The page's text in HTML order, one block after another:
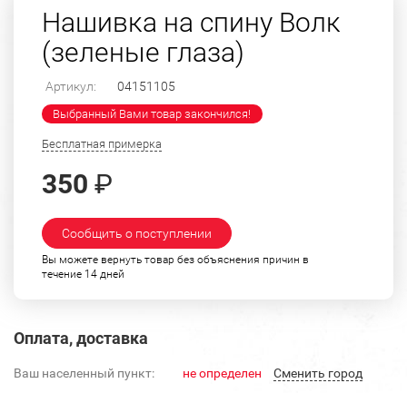
Нашивка на спину Волк
(зеленые глаза)
Артикул: 04151105
Выбранный Вами товар закончился!
Бесплатная примерка
350 ₽
Сообщить о поступлении
Вы можете вернуть товар без объяснения причин в
течение 14 дней
Оплата, доставка
Ваш населенный пункт: не определен Cменить город